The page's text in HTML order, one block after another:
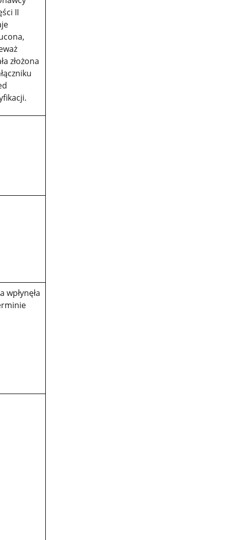
II
złożona
wpłynęła